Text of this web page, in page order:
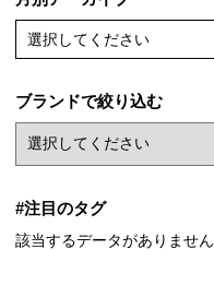
選択してください
ブランドで絞り込む
#注目のタグ
該当するデータがありません